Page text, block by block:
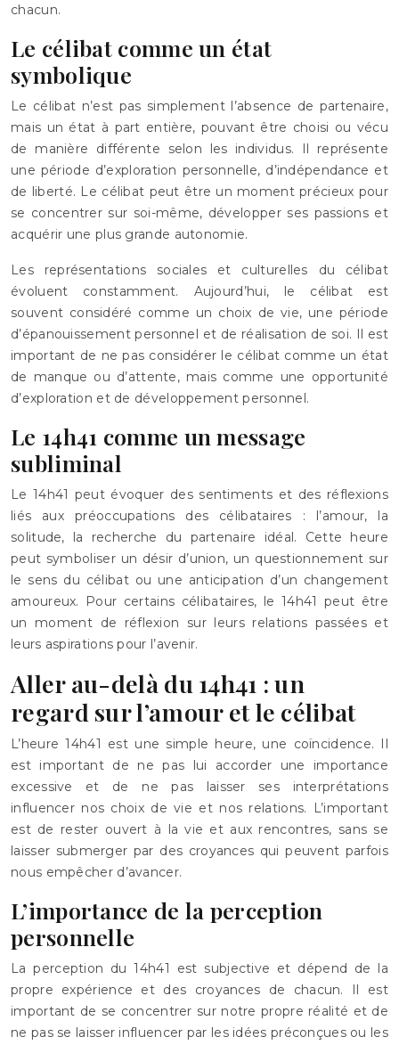
chacun.
Le célibat comme un état
symbolique
Le célibat n’est pas simplement l’absence de partenaire,
mais un état à part entière, pouvant être choisi ou vécu
de manière différente selon les individus. Il représente
une période d’exploration personnelle, d’indépendance et
de liberté. Le célibat peut être un moment précieux pour
se concentrer sur soi-même, développer ses passions et
acquérir une plus grande autonomie.
Les représentations sociales et culturelles du célibat
évoluent constamment. Aujourd’hui, le célibat est
souvent considéré comme un choix de vie, une période
d’épanouissement personnel et de réalisation de soi. Il est
important de ne pas considérer le célibat comme un état
de manque ou d’attente, mais comme une opportunité
d’exploration et de développement personnel.
Le 14h41 comme un message
subliminal
Le 14h41 peut évoquer des sentiments et des réflexions
liés aux préoccupations des célibataires : l’amour, la
solitude, la recherche du partenaire idéal. Cette heure
peut symboliser un désir d’union, un questionnement sur
le sens du célibat ou une anticipation d’un changement
amoureux. Pour certains célibataires, le 14h41 peut être
un moment de réflexion sur leurs relations passées et
leurs aspirations pour l’avenir.
Aller au-delà du 14h41 : un
regard sur l’amour et le célibat
L’heure 14h41 est une simple heure, une coïncidence. Il
est important de ne pas lui accorder une importance
excessive et de ne pas laisser ses interprétations
influencer nos choix de vie et nos relations. L’important
est de rester ouvert à la vie et aux rencontres, sans se
laisser submerger par des croyances qui peuvent parfois
nous empêcher d’avancer.
L’importance de la perception
personnelle
La perception du 14h41 est subjective et dépend de la
propre expérience et des croyances de chacun. Il est
important de se concentrer sur notre propre réalité et de
ne pas se laisser influencer par les idées préconçues ou les